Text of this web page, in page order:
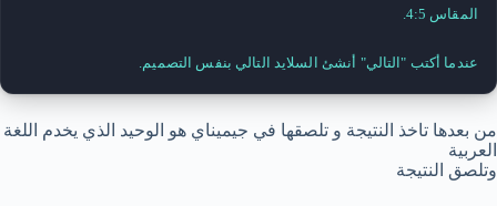
عندما أكتب "التالي" أنشئ السلايد التالي بنفس التصميم.
من بعدها تاخذ النتيجة و تلصقها في جيميناي هو الوحيد الذي يخدم اللغة
العربية
وتلصق النتيجة